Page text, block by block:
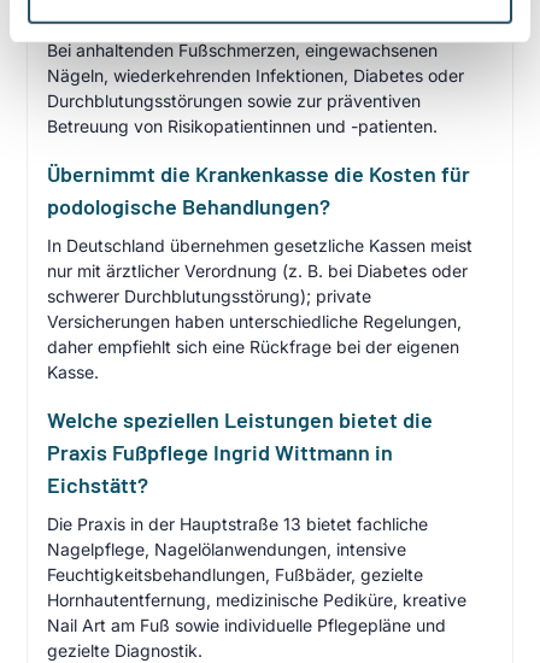
Bei anhaltenden Fußschmerzen, eingewachsenen
Nägeln, wiederkehrenden Infektionen, Diabetes oder
Durchblutungsstörungen sowie zur präventiven
Betreuung von Risikopatientinnen und -patienten.
Übernimmt die Krankenkasse die Kosten für
podologische Behandlungen?
In Deutschland übernehmen gesetzliche Kassen meist
nur mit ärztlicher Verordnung (z. B. bei Diabetes oder
schwerer Durchblutungsstörung); private
Versicherungen haben unterschiedliche Regelungen,
daher empfiehlt sich eine Rückfrage bei der eigenen
Kasse.
Welche speziellen Leistungen bietet die
Praxis Fußpflege Ingrid Wittmann in
Eichstätt?
Die Praxis in der Hauptstraße 13 bietet fachliche
Nagelpflege, Nagelölanwendungen, intensive
Feuchtigkeitsbehandlungen, Fußbäder, gezielte
Hornhautentfernung, medizinische Pediküre, kreative
Nail Art am Fuß sowie individuelle Pflegepläne und
gezielte Diagnostik.